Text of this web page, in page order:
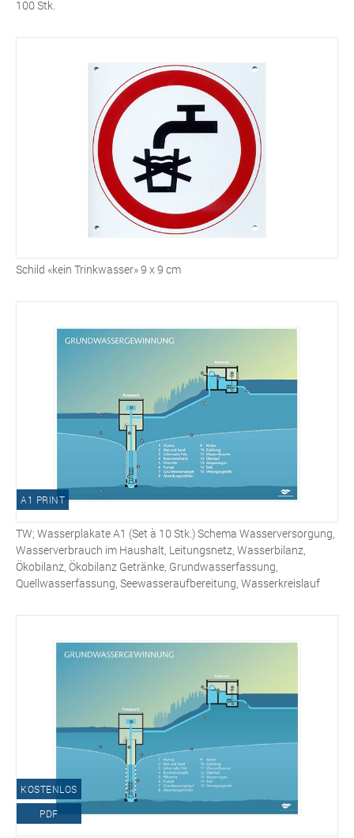
100 Stk.
Schild «kein Trinkwasser» 9 x 9 cm
A1 PRINT
TW; Wasserplakate A1 (Set à 10 Stk.) Schema Wasserversorgung,
Wasserverbrauch im Haushalt, Leitungsnetz, Wasserbilanz,
Ökobilanz, Ökobilanz Getränke, Grundwasserfassung,
Quellwasserfassung, Seewasseraufbereitung, Wasserkreislauf
KOSTENLOS
PDF